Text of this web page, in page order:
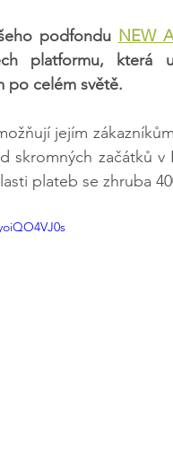
podfondu NEW
platformu, která
po celém světě.
jejím
skromných začátků
plateb se zhruba